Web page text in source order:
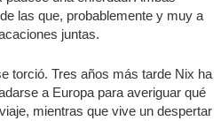
las que, probablemente y muy a
juntas.
torció. Tres años más tarde Nix ha
a Europa para averiguar qué
mientras que vive un despertar